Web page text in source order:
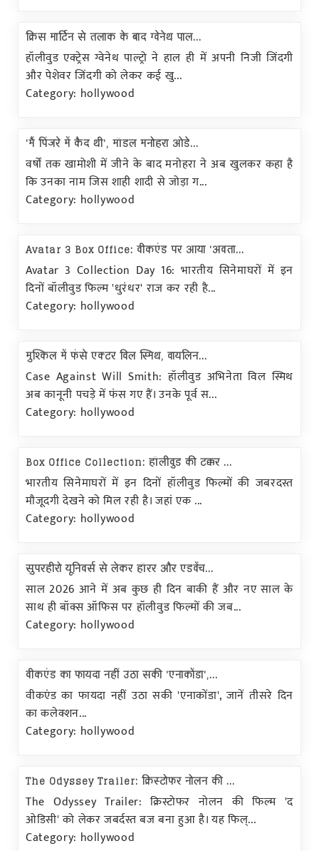
क्रिस मार्टिन से तलाक के बाद ग्वेनेथ पाल...
हॉलीवुड एक्ट्रेस ग्वेनेथ पाल्ट्रो ने हाल ही में अपनी निजी जिंदगी
और पेशेवर जिंदगी को लेकर कई खु...
Category: hollywood
'मैं पिंजरे में कैद थी', मॉडल मनोहरा ओडे...
वर्षों तक खामोशी में जीने के बाद मनोहरा ने अब खुलकर कहा है
कि उनका नाम जिस शाही शादी से जोड़ा ग...
Category: hollywood
Avatar 3 Box Office: वीकएंड पर आया 'अवता...
Avatar 3 Collection Day 16: भारतीय सिनेमाघरों में इन
दिनों बॉलीवुड फिल्म 'धुरंधर' राज कर रही है...
Category: hollywood
मुश्किल में फंसे एक्टर विल स्मिथ, वायलिन...
Case Against Will Smith: हॉलीवुड अभिनेता विल स्मिथ
अब कानूनी पचड़े में फंस गए हैं। उनके पूर्व स...
Category: hollywood
Box Office Collection: हॉलीवुड की टक्कर ...
भारतीय सिनेमाघरों में इन दिनों हॉलीवुड फिल्मों की जबरदस्त
मौजूदगी देखने को मिल रही है। जहां एक ...
Category: hollywood
सुपरहीरो यूनिवर्स से लेकर हॉरर और एडवेंच...
साल 2026 आने में अब कुछ ही दिन बाकी हैं और नए साल के
साथ ही बॉक्स ऑफिस पर हॉलीवुड फिल्मों की जब...
Category: hollywood
वीकएंड का फायदा नहीं उठा सकी 'एनाकोंडा',...
वीकएंड का फायदा नहीं उठा सकी 'एनाकोंडा', जानें तीसरे दिन
का कलेक्शन...
Category: hollywood
The Odyssey Trailer: क्रिस्टोफर नोलन की ...
The Odyssey Trailer: क्रिस्टोफर नोलन की फिल्म 'द
ओडिसी' को लेकर जबर्दस्त बज बना हुआ है। यह फिल्...
Category: hollywood